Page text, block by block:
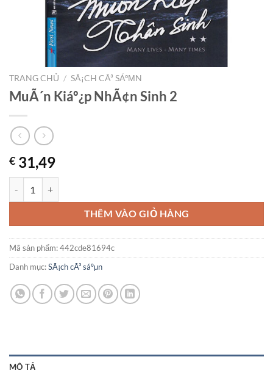
TRANG CHỦ / SÃ¡CH CÃ³ SÁºΜN
MuÃ´n Kiáº¿p NhÃ¢n Sinh 2
€ 31,49
THÊM VÀO GIỎ HÀNG
Mã sản phẩm:442cde81694c
Danh mục:SÃ¡ch cÃ³ sáºµn
MÔ TẢ